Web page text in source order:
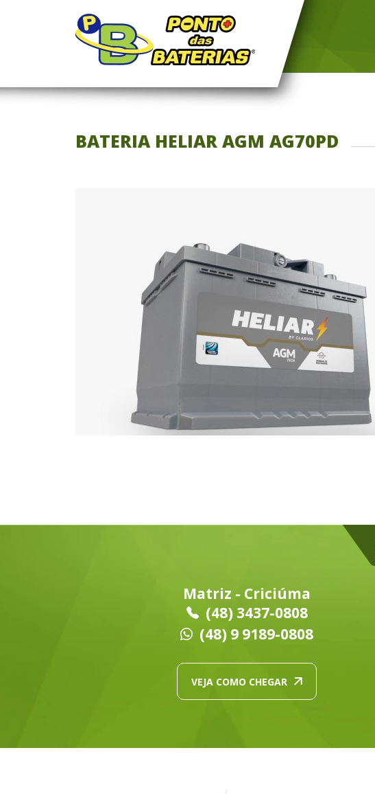
BATERIA HELIAR AGM AG70PD
Matriz - Criciúma
(48) 3437-0808
(48) 9 9189-0808
VEJA COMO CHEGAR